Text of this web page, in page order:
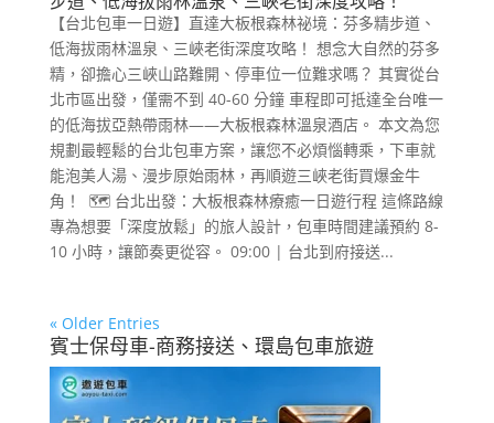
【台北包車一日遊】直達大板根森林祕境：芬多精步道、
低海拔雨林溫泉、三峽老街深度攻略！ 想念大自然的芬多
精，卻擔心三峽山路難開、停車位一位難求嗎？ 其實從台
北市區出發，僅需不到 40-60 分鐘 車程即可抵達全台唯一
的低海拔亞熱帶雨林——大板根森林溫泉酒店。 本文為您
規劃最輕鬆的台北包車方案，讓您不必煩惱轉乘，下車就
能泡美人湯、漫步原始雨林，再順遊三峽老街買爆金牛
角！ 🗺️ 台北出發：大板根森林療癒一日遊行程 這條路線
專為想要「深度放鬆」的旅人設計，包車時間建議預約 8-
10 小時，讓節奏更從容。 09:00 | 台北到府接送...
« Older Entries
賓士保母車-商務接送、環島包車旅遊